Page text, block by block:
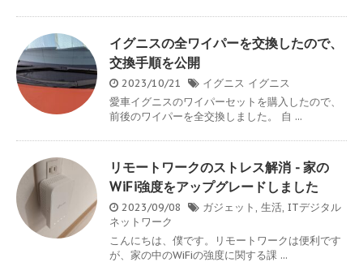
イグニスの全ワイパーを交換したので、
交換手順を公開
2023/10/21 イグニス イグニス
愛車イグニスのワイパーセットを購入したので、
前後のワイパーを全交換しました。 自 ...
リモートワークのストレス解消 - 家の
WiFi強度をアップグレードしました
2023/09/08 ガジェット , 生活, ITデジタル
ネットワーク
こんにちは、僕です。リモートワークは便利です
が、家の中のWiFiの強度に関する課 ...